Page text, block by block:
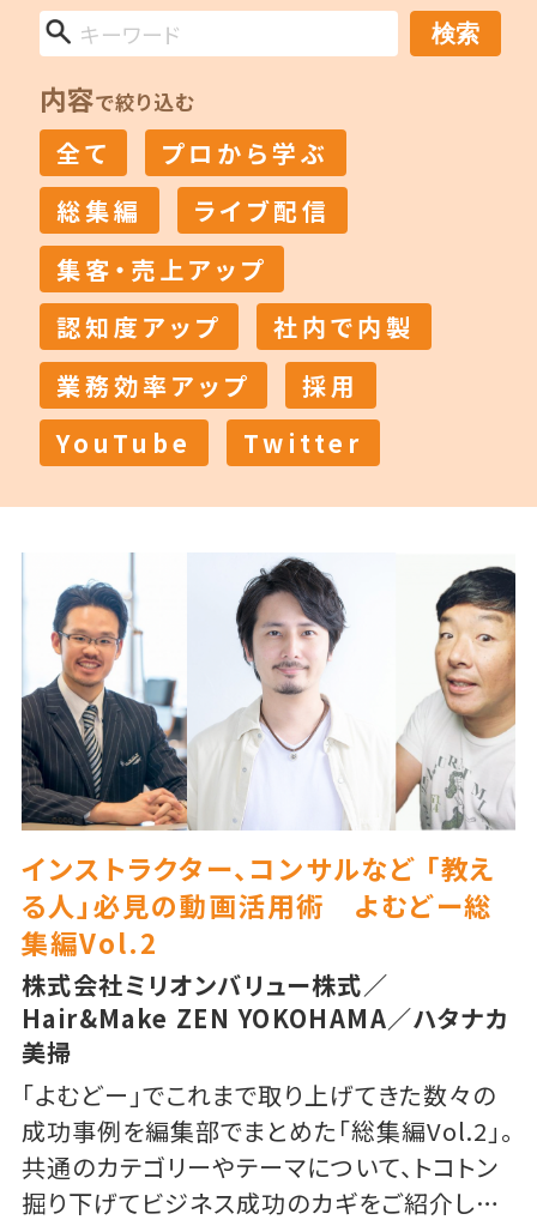
検索
内容で絞り込む
全て
プロから学ぶ
総集編
ライブ配信
集客・売上アップ
認知度アップ
社内で内製
業務効率アップ
採用
YouTube
Twitter
インストラクター、コンサルなど 「教え
る人」必見の動画活用術 よむどー総
集編Vol.2
株式会社ミリオンバリュー株式／
Hair&Make ZEN YOKOHAMA／ハタナカ
美掃
「よむどー」でこれまで取り上げてきた数々の
成功事例を編集部でまとめた「総集編Vol.2」。
共通のカテゴリーやテーマについて、トコトン
掘り下げてビジネス成功のカギをご紹介しま